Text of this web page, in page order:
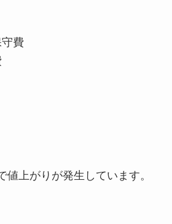
費
値上がりが発生しています。